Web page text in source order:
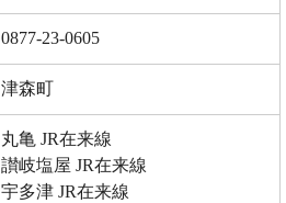
0877-23-0605
津森町
丸亀 JR在来線
讃岐塩屋 JR在来線
宇多津 JR在来線